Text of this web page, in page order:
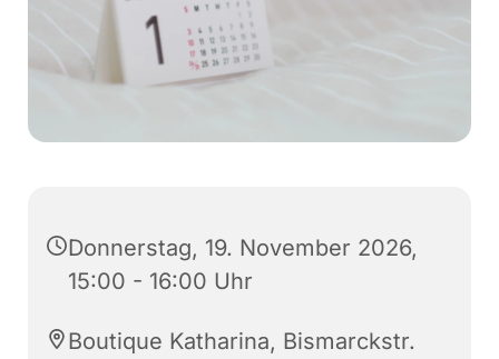
Donnerstag, 19. November 2026,
15:00 - 16:00 Uhr
Boutique Katharina, Bismarckstr.